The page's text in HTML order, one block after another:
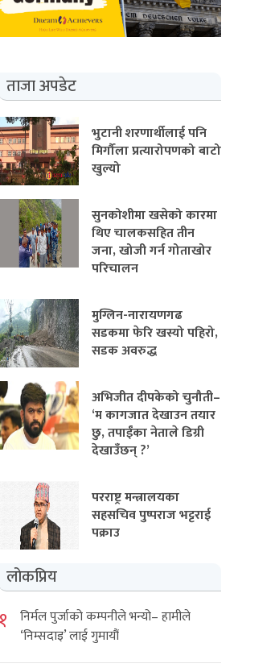
ताजा अपडेट
भुटानी शरणार्थीलाई पनि
मिर्गौला प्रत्यारोपणको बाटो
खुल्यो
सुनकोशीमा खसेको कारमा
थिए चालकसहित तीन
जना, खोजी गर्न गोताखोर
परिचालन
मुग्लिन-नारायणगढ
सडकमा फेरि खस्यो पहिरो,
सडक अवरुद्ध
अभिजीत दीपकेको चुनौती–
‘म कागजात देखाउन तयार
छु, तपाईंका नेताले डिग्री
देखाउँछन् ?’
परराष्ट्र मन्त्रालयका
सहसचिव पुष्पराज भट्टराई
पक्राउ
लोकप्रिय
१
निर्मल पुर्जाको कम्पनीले भन्यो– हामीले
‘निम्सदाइ’ लाई गुमायौं